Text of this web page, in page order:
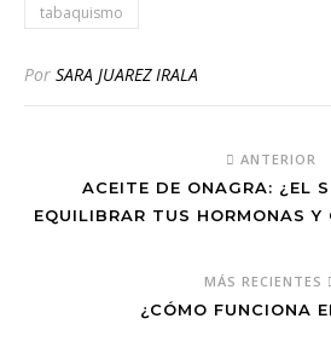
tabaquismo
Por SARA JUAREZ IRALA
ANTERIOR
ACEITE DE ONAGRA: ¿EL
EQUILIBRAR TUS HORMONAS
MÁS RECIENTES
¿CÓMO FUNCIONA